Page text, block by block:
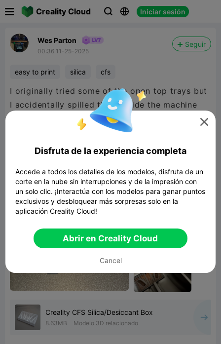
Creality Cloud   Iniciar sesión
Wes Parton
00:36 11-25-2025
Seguir
easy to print silica cfs
I originally tried some of the open top trays but
I accidentally spilled them inside the machine
checking for a jam so I switched to these. They
are awesome! They hold 65g of bulk orange
silica beads and are holding my CFS in the low
Creality CFS Silica/Desiccant Box
8.63MB Modelo 3D relacionado

Disfruta de la experiencia completa
Accede a todos los detalles de los modelos, disfruta de un
corte en la nube sin interrupciones y de la impresión con
un solo clic. ¡Interactúa con los modelos para ganar puntos
exclusivos y desbloquear más sorpresas solo en la
aplicación Creality Cloud!
Abrir en Creality Cloud
Cancel